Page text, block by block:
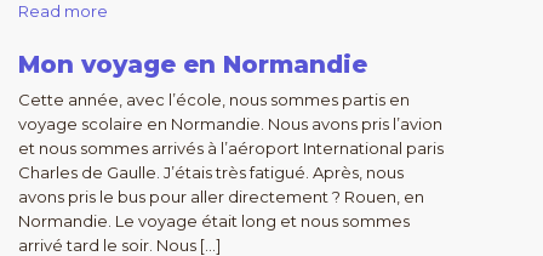
Read more
Mon voyage en Normandie
Cette année, avec l’école, nous sommes partis en
voyage scolaire en Normandie. Nous avons pris l’avion
et nous sommes arrivés à l’aéroport International paris
Charles de Gaulle. J’étais très fatigué. Après, nous
avons pris le bus pour aller directement ? Rouen, en
Normandie. Le voyage était long et nous sommes
arrivé tard le soir. Nous […]